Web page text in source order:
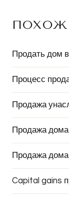
Продать дом
Процесс
Продажа
Продажа
Продажа
Capital gains